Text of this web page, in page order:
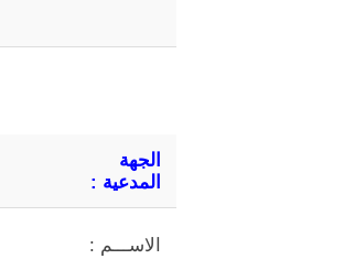
الجهة
المدعية :
الاســـم :